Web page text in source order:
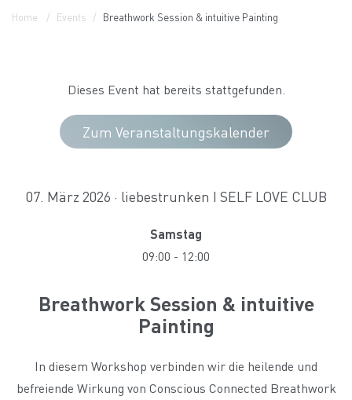
Home Events Breathwork Session & intuitive Painting
Dieses Event hat bereits stattgefunden.
Zum Veranstaltungskalender
07. März 2026 · liebestrunken I SELF LOVE CLUB
Samstag
09:00 - 12:00
Breathwork Session & intuitive
Painting
In diesem Workshop verbinden wir die heilende und
befreiende Wirkung von Conscious Connected Breathwork